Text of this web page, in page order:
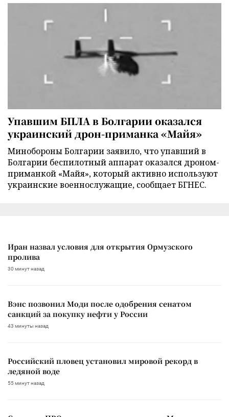
Упавшим БПЛА в Болгарии оказался
украинский дрон-приманка «Майя»
Минобороны Болгарии заявило, что упавший в
Болгарии беспилотный аппарат оказался дроном-
приманкой «Майя», который активно используют
украинские военнослужащие, сообщает БГНЕС.
Иран назвал условия для открытия Ормузского
пролива
30 минут назад
Вэнс позвонил Моди после одобрения сенатом
санкций за покупку нефти у России
43 минуты назад
Российский пловец установил мировой рекорд в
ледяной воде
55 минут назад